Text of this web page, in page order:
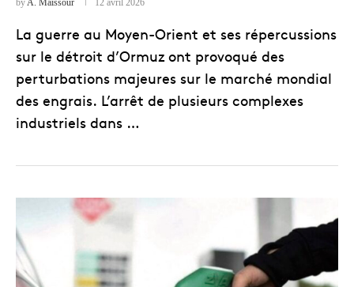
byA. Maïssour 12 avril 2026
La guerre au Moyen-Orient et ses répercussions
sur le détroit d’Ormuz ont provoqué des
perturbations majeures sur le marché mondial
des engrais. L’arrêt de plusieurs complexes
industriels dans …